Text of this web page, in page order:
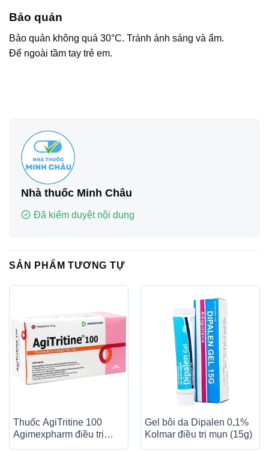
Bảo quản
Bảo quản không quá 30°C. Tránh ánh sáng và ẩm.
Để ngoài tầm tay trẻ em.
Nhà thuốc Minh Châu
Đã kiểm duyệt nội dung
SẢN PHẨM TƯƠNG TỰ
Thuốc AgiTritine 100
Agimexpharm điều trị
Gel bôi da Dipalen 0,1%
Kolmar điều trị mụn (15g)